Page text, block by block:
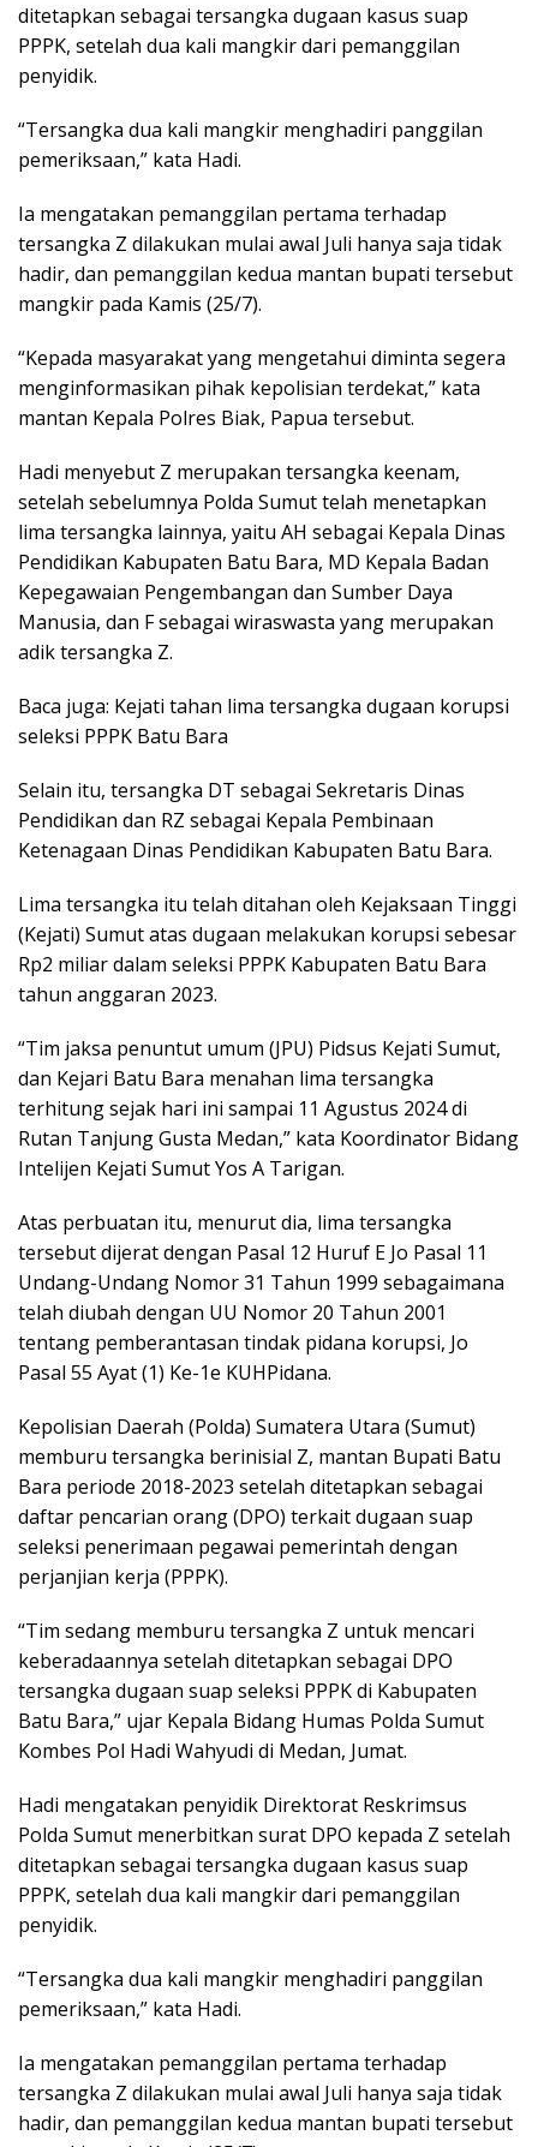
ditetapkan sebagai tersangka dugaan kasus suap
PPPK, setelah dua kali mangkir dari pemanggilan
penyidik.
“Tersangka dua kali mangkir menghadiri panggilan
pemeriksaan,” kata Hadi.
Ia mengatakan pemanggilan pertama terhadap
tersangka Z dilakukan mulai awal Juli hanya saja tidak
hadir, dan pemanggilan kedua mantan bupati tersebut
mangkir pada Kamis (25/7).
“Kepada masyarakat yang mengetahui diminta segera
menginformasikan pihak kepolisian terdekat,” kata
mantan Kepala Polres Biak, Papua tersebut.
Hadi menyebut Z merupakan tersangka keenam,
setelah sebelumnya Polda Sumut telah menetapkan
lima tersangka lainnya, yaitu AH sebagai Kepala Dinas
Pendidikan Kabupaten Batu Bara, MD Kepala Badan
Kepegawaian Pengembangan dan Sumber Daya
Manusia, dan F sebagai wiraswasta yang merupakan
adik tersangka Z.
Baca juga: Kejati tahan lima tersangka dugaan korupsi
seleksi PPPK Batu Bara
Selain itu, tersangka DT sebagai Sekretaris Dinas
Pendidikan dan RZ sebagai Kepala Pembinaan
Ketenagaan Dinas Pendidikan Kabupaten Batu Bara.
Lima tersangka itu telah ditahan oleh Kejaksaan Tinggi
(Kejati) Sumut atas dugaan melakukan korupsi sebesar
Rp2 miliar dalam seleksi PPPK Kabupaten Batu Bara
tahun anggaran 2023.
“Tim jaksa penuntut umum (JPU) Pidsus Kejati Sumut,
dan Kejari Batu Bara menahan lima tersangka
terhitung sejak hari ini sampai 11 Agustus 2024 di
Rutan Tanjung Gusta Medan,” kata Koordinator Bidang
Intelijen Kejati Sumut Yos A Tarigan.
Atas perbuatan itu, menurut dia, lima tersangka
tersebut dijerat dengan Pasal 12 Huruf E Jo Pasal 11
Undang-Undang Nomor 31 Tahun 1999 sebagaimana
telah diubah dengan UU Nomor 20 Tahun 2001
tentang pemberantasan tindak pidana korupsi, Jo
Pasal 55 Ayat (1) Ke-1e KUHPidana.
Kepolisian Daerah (Polda) Sumatera Utara (Sumut)
memburu tersangka berinisial Z, mantan Bupati Batu
Bara periode 2018-2023 setelah ditetapkan sebagai
daftar pencarian orang (DPO) terkait dugaan suap
seleksi penerimaan pegawai pemerintah dengan
perjanjian kerja (PPPK).
“Tim sedang memburu tersangka Z untuk mencari
keberadaannya setelah ditetapkan sebagai DPO
tersangka dugaan suap seleksi PPPK di Kabupaten
Batu Bara,” ujar Kepala Bidang Humas Polda Sumut
Kombes Pol Hadi Wahyudi di Medan, Jumat.
Hadi mengatakan penyidik Direktorat Reskrimsus
Polda Sumut menerbitkan surat DPO kepada Z setelah
ditetapkan sebagai tersangka dugaan kasus suap
PPPK, setelah dua kali mangkir dari pemanggilan
penyidik.
“Tersangka dua kali mangkir menghadiri panggilan
pemeriksaan,” kata Hadi.
Ia mengatakan pemanggilan pertama terhadap
tersangka Z dilakukan mulai awal Juli hanya saja tidak
hadir, dan pemanggilan kedua mantan bupati tersebut